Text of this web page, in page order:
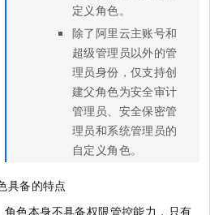
定义角色。
除了阿里云主账号和
超级管理员以外的管
理员身份，仅支持创
建父角色为安全审计
管理员、安全保密管
理员和系统管理员的
自定义角色。
具备的特点
角色本身不具备权限管控能力，只有